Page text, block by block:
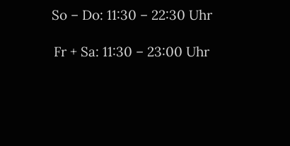
So – Do: 11:30 – 22:30 Uhr
Fr + Sa: 11:30 – 23:00 Uhr